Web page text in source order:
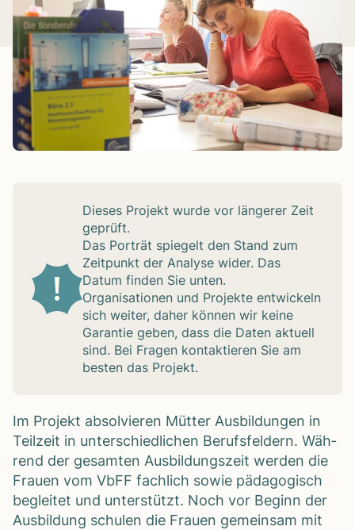
Die­ses Pro­jekt wurde vor län­ge­rer Zeit
geprüft.
Das Por­trät spie­gelt den Stand zum
Zeit­punkt der Ana­lyse wider. Das
Datum fin­den Sie unten.
Orga­ni­sa­tio­nen und Pro­jekte ent­wi­ckeln
sich wei­ter, daher kön­nen wir keine
Garan­tie geben, dass die Daten aktu­ell
sind. Bei Fra­gen kon­tak­tie­ren Sie am
bes­ten das Pro­jekt.
Im Pro­jekt absol­vie­ren Müt­ter Aus­bil­dun­gen in
Teil­zeit in unter­schied­li­chen Berufs­fel­dern. Wäh­
rend der gesam­ten Aus­bil­dungs­zeit wer­den die
Frauen vom VbFF fach­lich sowie päd­ago­gisch
beglei­tet und unter­stützt. Noch vor Beginn der
Aus­bil­dung schu­len die Frauen gemein­sam mit